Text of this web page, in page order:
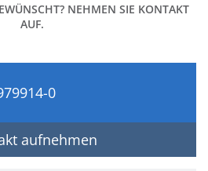
NEHMEN SIE KONTAKT
AUF.
0
aufnehmen